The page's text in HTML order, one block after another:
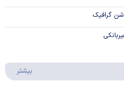
گرافیک
بیشتر